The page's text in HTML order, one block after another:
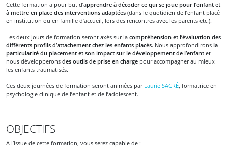
Cette formation a pour but d’apprendre à décoder ce qui se joue pour l’enfant et
à mettre en place des interventions adaptées (dans le quotidien de l’enfant placé
en institution ou en famille d’accueil, lors des rencontres avec les parents etc.).
Les deux jours de formation seront axés sur la compréhension et l’évaluation des
différents profils d’attachement chez les enfants placés. Nous approfondirons la
particularité du placement et son impact sur le développement de l’enfant et
nous développerons des outils de prise en charge pour accompagner au mieux
les enfants traumatisés.
Ces deux journées de formation seront animées par Laurie SACRÉ, formatrice en
psychologie clinique de l’enfant et de l’adolescent.
OBJECTIFS
A l’issue de cette formation, vous serez capable de :